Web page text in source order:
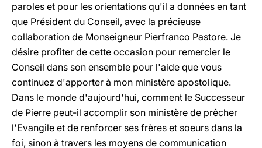
paroles et pour les orientations qu'il a données en tant
que Président du Conseil, avec la précieuse
collaboration de Monseigneur Pierfranco Pastore. Je
désire profiter de cette occasion pour remercier le
Conseil dans son ensemble pour l'aide que vous
continuez d'apporter à mon ministère apostolique.
Dans le monde d'aujourd'hui, comment le Successeur
de Pierre peut-il accomplir son ministère de prêcher
l'Evangile et de renforcer ses frères et soeurs dans la
foi, sinon à travers les moyens de communication